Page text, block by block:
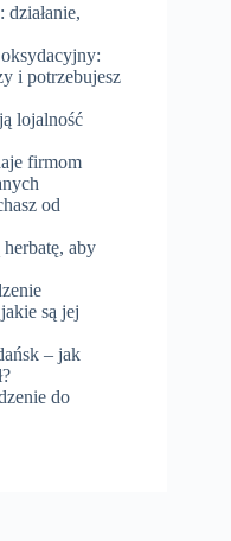
i potrzebujesz
lojalność
firmom
od
aby
są jej
– jak
do